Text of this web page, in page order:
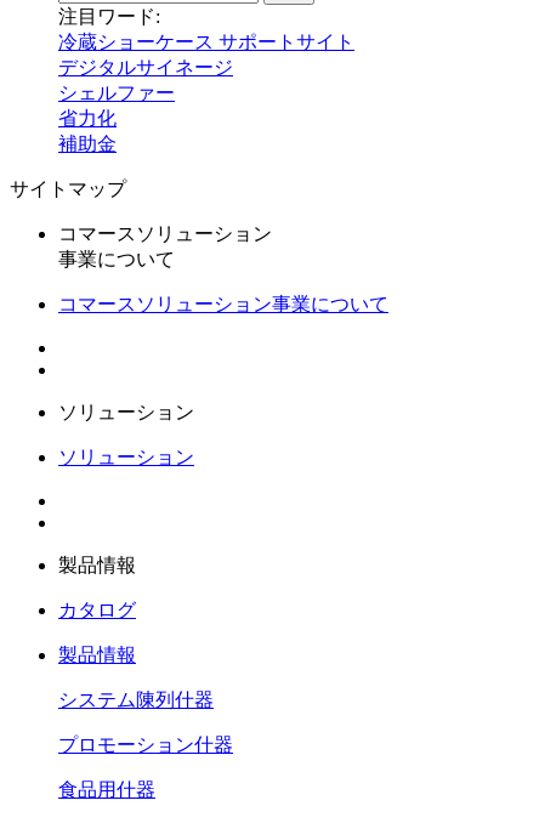
注目ワード:
冷蔵ショーケース サポートサイト
デジタルサイネージ
シェルファー
省力化
補助金
サイトマップ
コマースソリューション
事業について
コマースソリューション事業について
ソリューション
ソリューション
製品情報
カタログ
製品情報
システム陳列什器
プロモーション什器
食品用什器